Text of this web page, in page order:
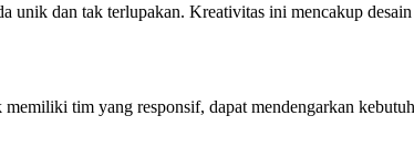
dan tak terlupakan. Kreativitas ini mencakup
tim yang responsif, dapat mendengarkan